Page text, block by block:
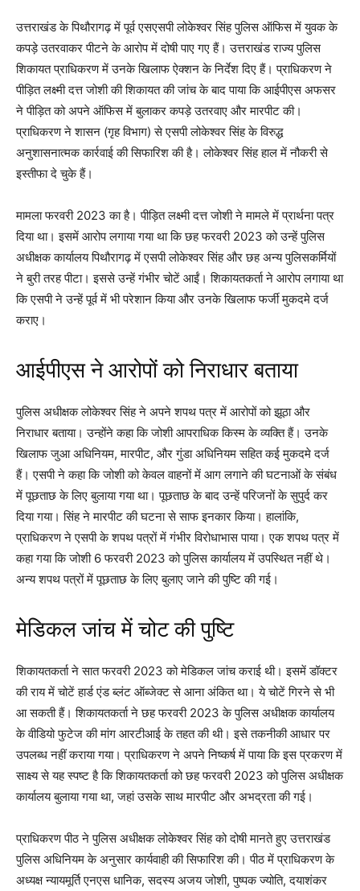
उत्तराखंड के पिथौरागढ़ में पूर्व एसएसपी लोकेश्वर सिंह पुलिस ऑफिस में युवक के
कपड़े उतरवाकर पीटने के आरोप में दोषी पाए गए हैं। उत्तराखंड राज्य पुलिस
शिकायत प्राधिकरण में उनके खिलाफ ऐक्शन के निर्देश दिए हैं। प्राधिकरण ने
पीड़ित लक्ष्मी दत्त जोशी की शिकायत की जांच के बाद पाया कि आईपीएस अफसर
ने पीड़ित को अपने ऑफिस में बुलाकर कपड़े उतरवाए और मारपीट की।
प्राधिकरण ने शासन (गृह विभाग) से एसपी लोकेश्वर सिंह के विरुद्ध
अनुशासनात्मक कार्रवाई की सिफारिश की है। लोकेश्वर सिंह हाल में नौकरी से
इस्तीफा दे चुके हैं।
मामला फरवरी 2023 का है। पीड़ित लक्ष्मी दत्त जोशी ने मामले में प्रार्थना पत्र
दिया था। इसमें आरोप लगाया गया था कि छह फरवरी 2023 को उन्हें पुलिस
अधीक्षक कार्यालय पिथौरागढ़ में एसपी लोकेश्वर सिंह और छह अन्य पुलिसकर्मियों
ने बुरी तरह पीटा। इससे उन्हें गंभीर चोटें आईं। शिकायतकर्ता ने आरोप लगाया था
कि एसपी ने उन्हें पूर्व में भी परेशान किया और उनके खिलाफ फर्जी मुकदमे दर्ज
कराए।
आईपीएस ने आरोपों को निराधार बताया
पुलिस अधीक्षक लोकेश्वर सिंह ने अपने शपथ पत्र में आरोपों को झूठा और
निराधार बताया। उन्होंने कहा कि जोशी आपराधिक किस्म के व्यक्ति हैं। उनके
खिलाफ जुआ अधिनियम, मारपीट, और गुंडा अधिनियम सहित कई मुकदमे दर्ज
हैं। एसपी ने कहा कि जोशी को केवल वाहनों में आग लगाने की घटनाओं के संबंध
में पूछताछ के लिए बुलाया गया था। पूछताछ के बाद उन्हें परिजनों के सुपुर्द कर
दिया गया। सिंह ने मारपीट की घटना से साफ इनकार किया। हालांकि,
प्राधिकरण ने एसपी के शपथ पत्रों में गंभीर विरोधाभास पाया। एक शपथ पत्र में
कहा गया कि जोशी 6 फरवरी 2023 को पुलिस कार्यालय में उपस्थित नहीं थे।
अन्य शपथ पत्रों में पूछताछ के लिए बुलाए जाने की पुष्टि की गई।
मेडिकल जांच में चोट की पुष्टि
शिकायतकर्ता ने सात फरवरी 2023 को मेडिकल जांच कराई थी। इसमें डॉक्टर
की राय में चोटें हार्ड एंड ब्लंट ऑब्जेक्ट से आना अंकित था। ये चोटें गिरने से भी
आ सकती हैं। शिकायतकर्ता ने छह फरवरी 2023 के पुलिस अधीक्षक कार्यालय
के वीडियो फुटेज की मांग आरटीआई के तहत की थी। इसे तकनीकी आधार पर
उपलब्ध नहीं कराया गया। प्राधिकरण ने अपने निष्कर्ष में पाया कि इस प्रकरण में
साक्ष्य से यह स्पष्ट है कि शिकायतकर्ता को छह फरवरी 2023 को पुलिस अधीक्षक
कार्यालय बुलाया गया था, जहां उसके साथ मारपीट और अभद्रता की गई।
प्राधिकरण पीठ ने पुलिस अधीक्षक लोकेश्वर सिंह को दोषी मानते हुए उत्तराखंड
पुलिस अधिनियम के अनुसार कार्यवाही की सिफारिश की। पीठ में प्राधिकरण के
अध्यक्ष न्यायमूर्ति एनएस धानिक, सदस्य अजय जोशी, पुष्पक ज्योति, दयाशंकर